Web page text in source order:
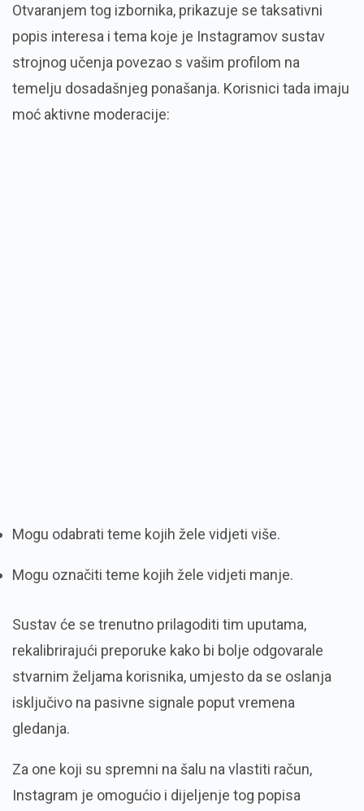
Otvaranjem tog izbornika, prikazuje se taksativni
popis interesa i tema koje je Instagramov sustav
strojnog učenja povezao s vašim profilom na
temelju dosadašnjeg ponašanja. Korisnici tada imaju
moć aktivne moderacije:
Mogu odabrati teme kojih žele vidjeti više.
Mogu označiti teme kojih žele vidjeti manje.
Sustav će se trenutno prilagoditi tim uputama,
rekalibrirajući preporuke kako bi bolje odgovarale
stvarnim željama korisnika, umjesto da se oslanja
isključivo na pasivne signale poput vremena
gledanja.
Za one koji su spremni na šalu na vlastiti račun,
Instagram je omogućio i dijeljenje tog popisa